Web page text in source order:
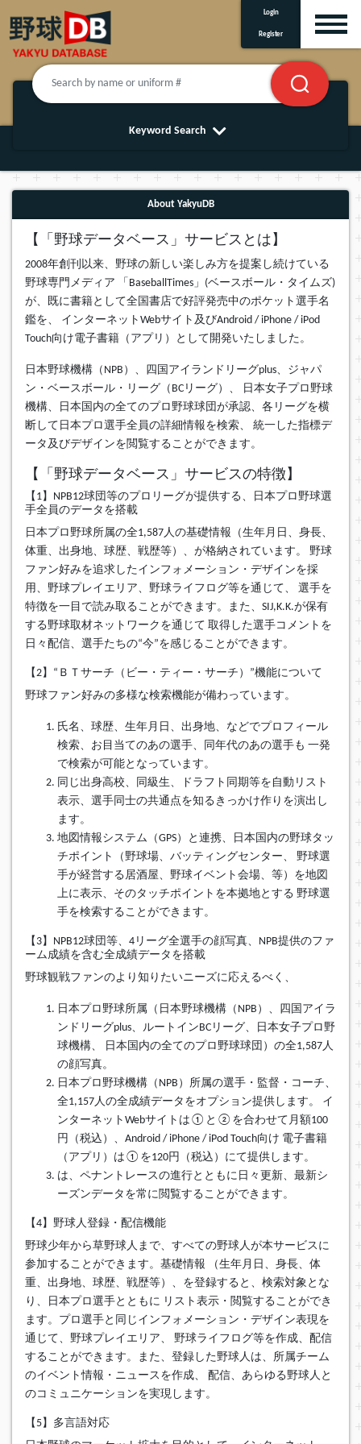
Login
Register
Keyword Search
About YakyuDB
【「野球データベース」サービスとは】
2008年創刊以来、野球の新しい楽しみ方を提案し続けている
野球専門メディア 「BaseballTimes」(ベースボール・タイムズ)
が、既に書籍として全国書店で好評発売中のポケット選手名
鑑を、 インターネットWebサイト及びAndroid / iPhone / iPod
Touch向け電子書籍（アプリ）として開発いたしました。
日本野球機構（NPB）、四国アイランドリーグplus、ジャパ
ン・ベースボール・リーグ（BCリーグ）、 日本女子プロ野球
機構、日本国内の全てのプロ野球球団が承認、各リーグを横
断して日本プロ選手全員の詳細情報を検索、 統一した指標デ
ータ及びデザインを閲覧することができます。
【「野球データベース」サービスの特徴】
【1】NPB12球団等のプロリーグが提供する、日本プロ野球選
手全員のデータを搭載
日本プロ野球所属の全1,587人の基礎情報（生年月日、身長、
体重、出身地、球歴、戦歴等）、が格納されています。 野球
ファン好みを追求したインフォメーション・デザインを採
用、野球プレイエリア、野球ライフログ等を通じて、 選手を
特徴を一目で読み取ることができます。また、SIJ,K.K.が保有
する野球取材ネットワークを通じて 取得した選手コメントを
日々配信、選手たちの“今”を感じることができます。
【2】“ＢＴサーチ（ビー・ティー・サーチ）”機能について
野球ファン好みの多様な検索機能が備わっています。
氏名、球歴、生年月日、出身地、などでプロフィール
検索、お目当てのあの選手、同年代のあの選手も 一発
で検索が可能となっています。
同じ出身高校、同級生、ドラフト同期等を自動リスト
表示、選手同士の共通点を知るきっかけ作りを演出し
ます。
地図情報システム（GPS）と連携、日本国内の野球タッ
チポイント（野球場、バッティングセンター、 野球選
手が経営する居酒屋、野球イベント会場、等）を地図
上に表示、そのタッチポイントを本拠地とする 野球選
手を検索することができます。
【3】NPB12球団等、4リーグ全選手の顔写真、NPB提供のファ
ーム成績を含む全成績データを搭載
野球観戦ファンのより知りたいニーズに応えるべく、
日本プロ野球所属（日本野球機構（NPB）、四国アイラ
ンドリーグplus、ルートインBCリーグ、日本女子プロ野
球機構、 日本国内の全てのプロ野球球団）の全1,587人
の顔写真。
日本プロ野球機構（NPB）所属の選手・監督・コーチ、
全1,157人の全成績データをオプション提供します。 イ
ンターネットWebサイトは①と②を合わせて月額100
円（税込）、Android / iPhone / iPod Touch向け 電子書籍
（アプリ）は①を120円（税込）にて提供します。
は、ペナントレースの進行とともに日々更新、最新シ
ーズンデータを常に閲覧することができます。
【4】野球人登録・配信機能
野球少年から草野球人まで、すべての野球人が本サービスに
参加することができます。基礎情報 （生年月日、身長、体
重、出身地、球歴、戦歴等）、を登録すると、検索対象とな
り、日本プロ選手とともに リスト表示・閲覧することができ
ます。プロ選手と同じインフォメーション・デザイン表現を
通じて、野球プレイエリア、 野球ライフログ等を作成、配信
することができます。また、登録した野球人は、所属チーム
のイベント情報・ニュースを作成、 配信、あらゆる野球人と
のコミュニケーションを実現します。
【5】多言語対応